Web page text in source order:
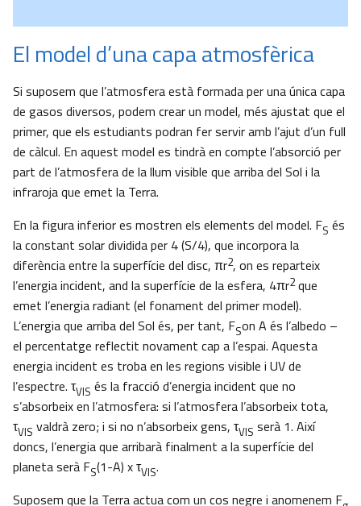
El model d’una capa atmosfèrica
Si suposem que l’atmosfera està formada per una única capa
de gasos diversos, podem crear un model, més ajustat que el
primer, que els estudiants podran fer servir amb l’ajut d’un full
de càlcul. En aquest model es tindrà en compte l’absorció per
part de l’atmosfera de la llum visible que arriba del Sol i la
infraroja que emet la Terra.
En la figura inferior es mostren els elements del model. FS és
la constant solar dividida per 4 (S/4), que incorpora la
diferència entre la superfície del disc, πr2, on es reparteix
l’energia incident, and la superfície de la esfera, 4πr2que
emet l’energia radiant (el fonament del primer model).
L’energia que arriba del Sol és, per tant, FSon A és l’albedo –
el percentatge reflectit novament cap a l’espai. Aquesta
energia incident es troba en les regions visible i UV de
l’espectre. τVIS és la fracció d’energia incident que no
s’absorbeix en l’atmosfera: si l’atmosfera l’absorbeix tota,
τVIS valdrà zero; i si no n’absorbeix gens, τVIS serà 1. Així
doncs, l’energia que arribarà finalment a la superfície del
planeta serà FS(1-A) x τVIS.
Suposem que la Terra actua com un cos negre i anomenem F